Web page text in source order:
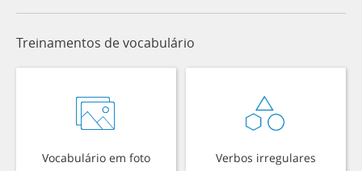
Treinamentos de vocabulário
Vocabulário em foto Verbos irregulares